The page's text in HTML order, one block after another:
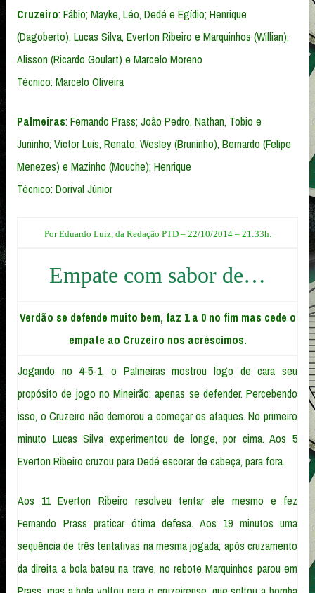
Cruzeiro: Fábio; Mayke, Léo, Dedé e Egídio; Henrique
(Dagoberto), Lucas Silva, Everton Ribeiro e Marquinhos (Willian);
Alisson (Ricardo Goulart) e Marcelo Moreno
Técnico: Marcelo Oliveira
Palmeiras: Fernando Prass; João Pedro, Nathan, Tobio e
Juninho; Victor Luis, Renato, Wesley (Bruninho), Bernardo (Felipe
Menezes) e Mazinho (Mouche); Henrique
Técnico: Dorival Júnior
Por Eduardo Luiz, da Redação PTD – 22/10/2014 – 21:33h.
Empate com sabor de…
Verdão se defende muito bem, faz 1 a 0 no fim mas cede o
empate ao Cruzeiro nos acréscimos.
Jogando no 4-5-1, o Palmeiras mostrou logo de cara seu
propósito de jogo no Mineirão: apenas se defender. Percebendo
isso, o Cruzeiro não demorou a começar os ataques. No primeiro
minuto Lucas Silva experimentou de longe, por cima. Aos 5
Everton Ribeiro cruzou para Dedé escorar de cabeça, para fora.
Aos 11 Everton Ribeiro resolveu tentar ele mesmo e fez
Fernando Prass praticar ótima defesa. Aos 19 minutos uma
sequência de três tentativas na mesma jogada; após cruzamento
da direita a bola bateu na trave, no rebote Marquinhos parou em